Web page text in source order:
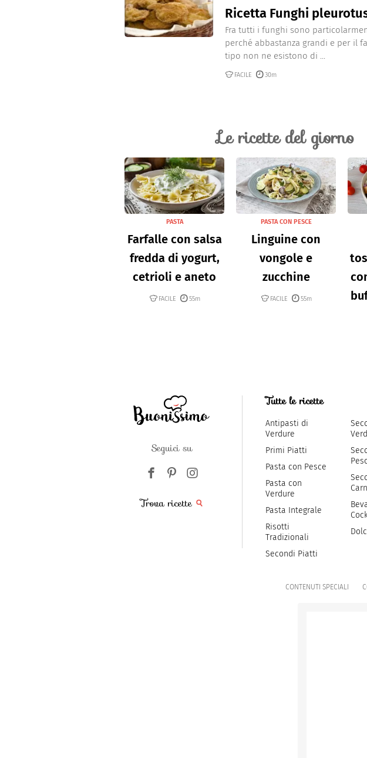
Ricetta Funghi
Fra tutti i funghi sono
perché abbastanza grandi e per il
tipo non ne esistono di ...
FACILE 30m
Le ricette del giorno
PASTA
Farfalle con salsa
fredda di yogurt,
cetrioli e aneto
FACILE 55m
PASTA CON PESCE
Linguine con
vongole e
zucchine
FACILE 55m
Seguici su
Trova ricette
Tutte le ricette
Antipasti di
Verdure
Primi Piatti
Pasta con Pesce
Pasta con
Verdure
Pasta Integrale
Risotti
Tradizionali
Secondi Piatti
CONTENUTI SPECIALI